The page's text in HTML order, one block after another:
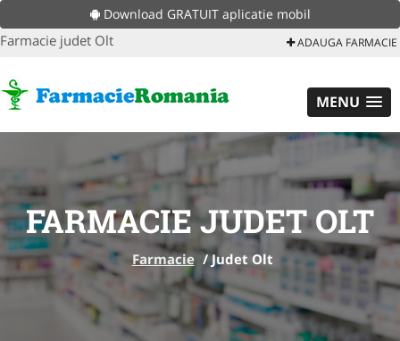
Download GRATUIT aplicatie mobil
Farmacie judet Olt ADAUGA FARMACIE
MENU
FARMACIE JUDET OLT
Farmacie /Judet Olt